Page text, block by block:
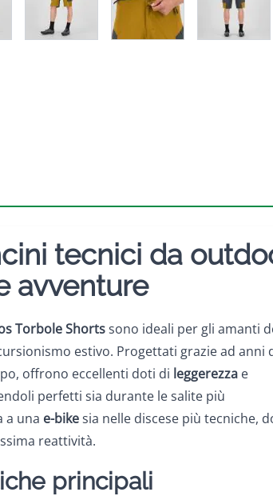
tecnici da
avventure
Torbole Shortssono ideali per gli amanti
estivo. Progettati grazie ad anni
offrono eccellenti doti di leggerezza e
perfetti sia durante le salite più
a una e-bikesia nelle discese più tecniche,
reattività.
principali